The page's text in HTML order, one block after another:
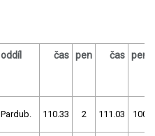
oddíl čas pen čas pen
Pardub. 110.33 2 111.03 100